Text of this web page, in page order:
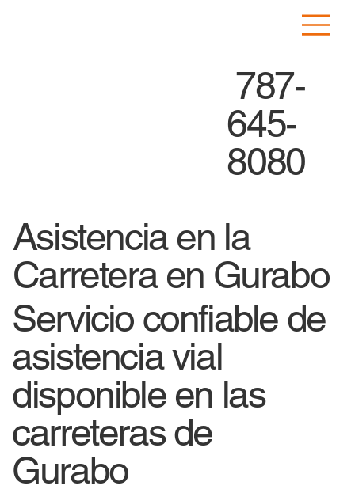
787-
645-
8080
Asistencia en la
Carretera en Gurabo
Servicio confiable de
asistencia vial
disponible en las
carreteras de
Gurabo